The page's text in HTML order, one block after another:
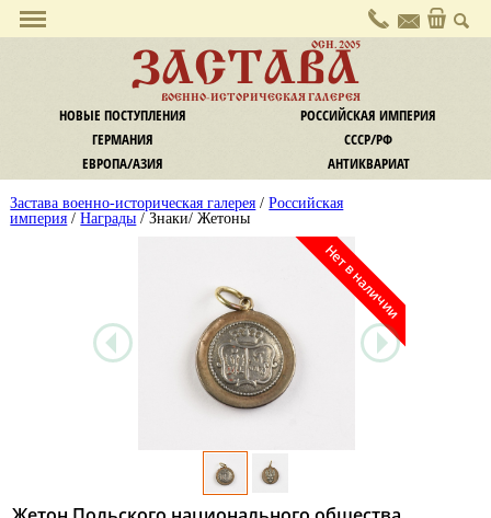
Политика конфиденциальности
Контакты
Комиссия
Экспертиза и оценка
Информация
Наши новости
Полезные ссылки
ОСН. 2005
ЗАСТАВА
ВОЕННО-ИСТОРИЧЕСКАЯ ГАЛЕРЕЯ
НОВЫЕ ПОСТУПЛЕНИЯ
РОССИЙСКАЯ ИМПЕРИЯ
ГЕРМАНИЯ
СССР/РФ
ЕВРОПА/АЗИЯ
АНТИКВАРИАТ
Застава военно-историческая галерея /Российская
империя /Награды / Знаки/ Жетоны